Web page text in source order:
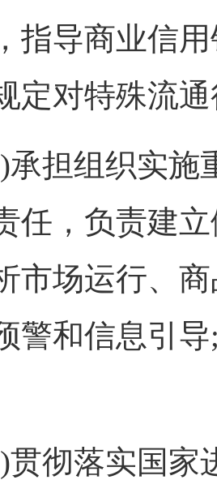
指导商业信
定对特殊流
组织实施重
任，负责建
市场运行、
警和信息引
落实国家进